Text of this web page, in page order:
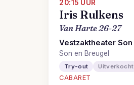
20:15 UUR
Iris Rulkens
Van Harte 26-27
Vestzaktheater Son
Son en Breugel
Try-out Uitverkocht
CABARET